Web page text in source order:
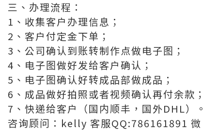
三、办理流程：
1、收集客户办理信息；
2、客户付定金下单；
3、公司确认到账转制作点做电子图；
4、电子图做好发给客户确认；
5、电子图确认好转成品部做成品；
6、成品做好拍照或者视频确认再付余款；
7、快递给客户（国内顺丰，国外DHL）。
咨询顾问：kelly 客服QQ:786161891 微